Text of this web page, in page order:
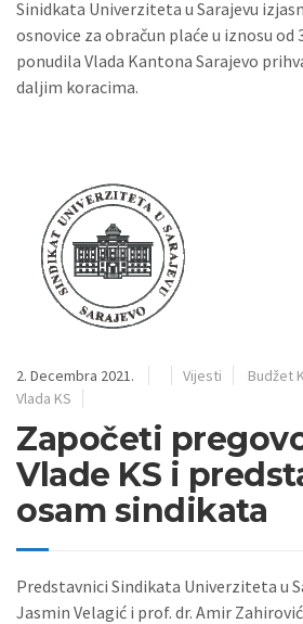
Sinidkata Univerziteta u Sarajevu
osnovice za obračun plaće u iznosu od
ponudila Vlada Kantona Sarajevo
daljim koracima.
2. Decembra 2021. Vijesti Budžet
Vlada KS
Započeti
Vlade KS i
osam sindikata
Predstavnici Sindikata Univerziteta u
Jasmin Velagić i prof. dr. Amir